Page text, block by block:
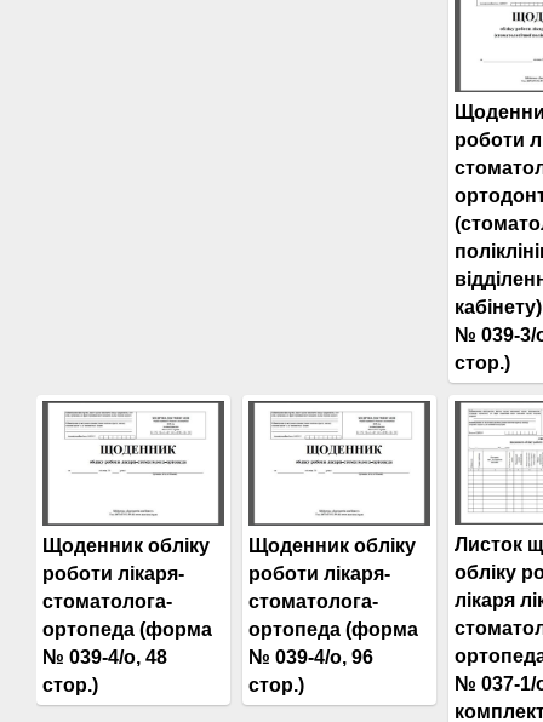
роботи
№ 039-3/
стор.)
Щоденник обліку
роботи лікаря-
стоматолога-
ортопеда (форма
№ 039-4/о, 48
стор.)
Щоденник обліку
роботи лікаря-
стоматолога-
ортопеда (форма
№ 039-4/о, 96
стор.)
Листок
обліку
лікаря
№ 037-1/